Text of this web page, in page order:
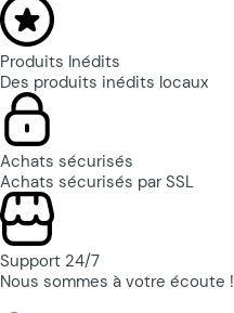
Produits Inédits
Des produits inédits locaux
Achats sécurisés
Achats sécurisés par SSL
Support 24/7
Nous sommes à votre écoute !